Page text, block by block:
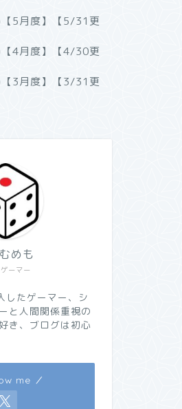
【5月度】【5/31更
【4月度】【4/30更
【3月度】【3/31更
ーマー
めも
したゲーマー、シ
と人間関係重視の
き、ブログは初心
me ／